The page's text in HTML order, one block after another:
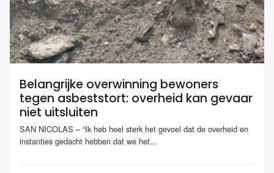
Belangrijke overwinning bewoners
tegen asbeststort: overheid kan gevaar
niet uitsluiten
SAN NICOLAS – “Ik heb heel sterk het gevoel dat de overheid en
instanties gedacht hebben dat we het...